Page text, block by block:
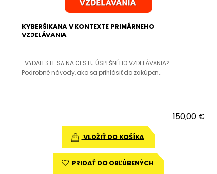
KYBERŠIKANA V KONTEXTE PRIMÁRNEHO
VZDELÁVANIA
VYDALI STE SA NA CESTU ÚSPEŠNÉHO VZDELÁVANIA?
Podrobné návody, ako sa prihlásiť do zakúpen..
150,00 €
VLOŽIŤ DO KOŠÍKA
PRIDAŤ DO OBĽÚBENÝCH